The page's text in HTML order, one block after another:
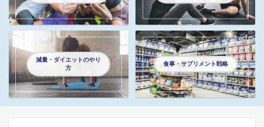
減量・ダイエットのやり
方
食事・サプリメント戦略